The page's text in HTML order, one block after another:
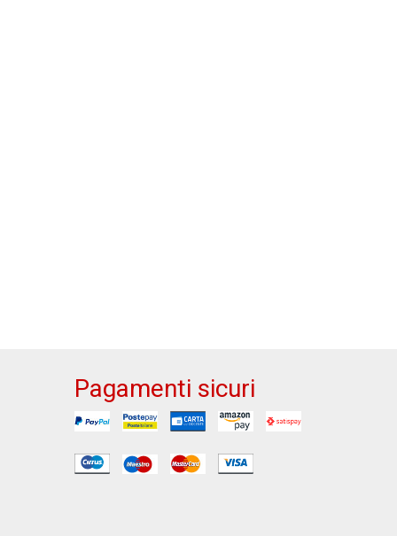
Pagamenti sicuri